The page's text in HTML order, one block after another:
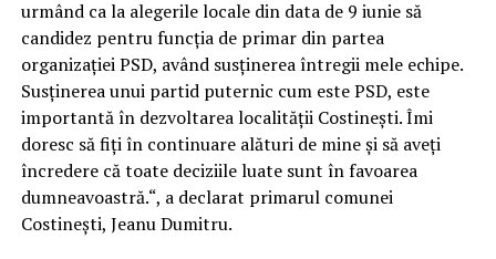
urmând ca la alegerile locale din data de 9 iunie să
candidez pentru funcția de primar din partea
organizației PSD, având susținerea întregii mele echipe.
Susținerea unui partid puternic cum este PSD, este
importantă în dezvoltarea localității Costinești. Îmi
doresc să fiți în continuare alături de mine și să aveți
încredere că toate deciziile luate sunt în favoarea
dumneavoastră.“, a declarat primarul comunei
Costinești, Jeanu Dumitru.